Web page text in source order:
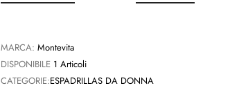
MARCA: Montevita
DISPONIBILE 1 Articoli
CATEGORIE:ESPADRILLAS DA DONNA